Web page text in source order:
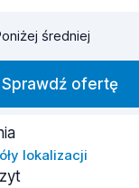
średniej
Sprawdź ofertę
lokalizacji